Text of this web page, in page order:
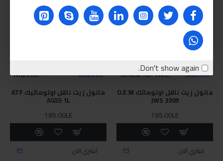
Don't show again.
Mannol
MN8218-1ME
مانول زيت ناقل اوتوماتك O.E.M
JWS 3309
185.00LE
اشتري الان
Mannol
Mannol
مانول زيت ناقل اوتوماتيك ATF
AG55 1L
185.00LE
اشتري الان